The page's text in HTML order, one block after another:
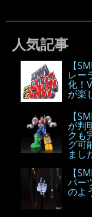
人気記事
【
レー
化！
が楽
【
が判
クも
グ可
まし
【
パー
のよ